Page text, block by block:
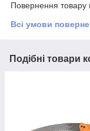
Повернення товару
Всі умови
Подібні товари